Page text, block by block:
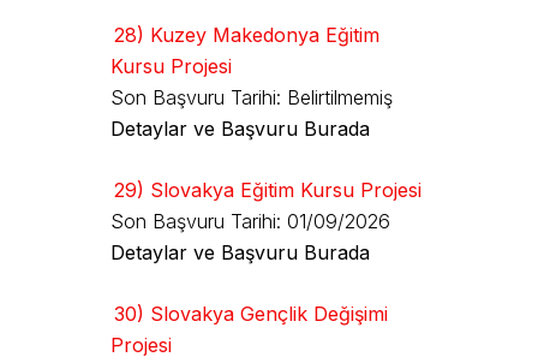
28) Kuzey Makedonya Eğitim
Kursu Projesi
Son Başvuru Tarihi: Belirtilmemiş
Detaylar ve Başvuru Burada
29) Slovakya Eğitim Kursu Projesi
Son Başvuru Tarihi: 01/09/2026
Detaylar ve Başvuru Burada
30) Slovakya Gençlik Değişimi
Projesi